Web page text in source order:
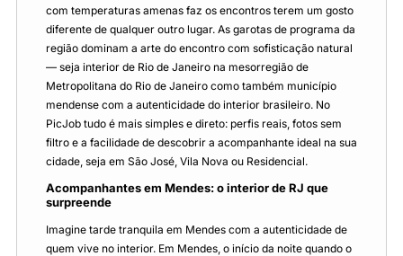
com temperaturas amenas faz os encontros terem um gosto
diferente de qualquer outro lugar. As garotas de programa da
região dominam a arte do encontro com sofisticação natural
— seja interior de Rio de Janeiro na mesorregião de
Metropolitana do Rio de Janeiro como também município
mendense com a autenticidade do interior brasileiro. No
PicJob tudo é mais simples e direto: perfis reais, fotos sem
filtro e a facilidade de descobrir a acompanhante ideal na sua
cidade, seja em São José, Vila Nova ou Residencial.
Acompanhantes em Mendes: o interior de RJ que
surpreende
Imagine tarde tranquila em Mendes com a autenticidade de
quem vive no interior. Em Mendes, o início da noite quando o